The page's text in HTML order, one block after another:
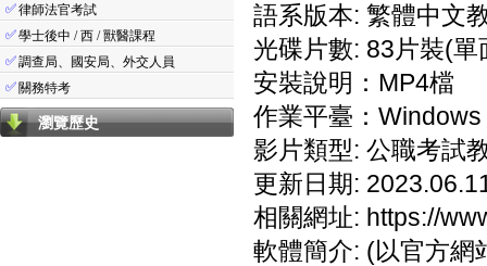
✅律師法官考試
✅學士後中 / 西 / 獸醫課程
✅調查局、國安局、外交人員
✅ 關務特考
瀏覽歷史
語系版本: 繁體中文
光碟片數: 83片裝(單
安裝說明：MP4檔
作業平臺：Windows
影片類型: 公職考試
更新日期:
相關網址: https://
軟體簡介: (以官方網